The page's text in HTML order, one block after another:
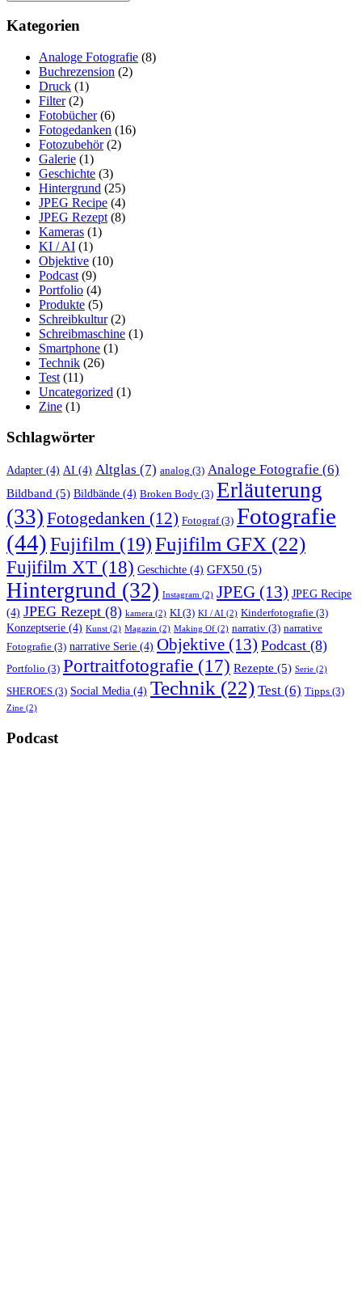
Kategorien
Analoge Fotografie (8)
Buchrezension (2)
Druck (1)
Filter(2)
Fotobücher(6)
Fotogedanken (16)
Fotozubehör(2)
Galerie (1)
Geschichte (3)
Hintergrund (25)
JPEG Recipe (4)
JPEG Rezept (8)
Kameras (1)
KI / AI (1)
Objektive (10)
Podcast (9)
Portfolio (4)
Produkte (5)
Schreibkultur(2)
Schreibmaschine (1)
Smartphone (1)
Technik (26)
Test (11)
Uncategorized (1)
Zine (1)
Schlagwörter
Adapter (4) AI (4) Altglas (7) analog (3) Analoge Fotografie (6)
Bildband (5) Bildbände (4) Broken Body (3) Erläuterung
(33) Fotogedanken (12) Fotograf(3) Fotografie
(44)Fujifilm (19)Fujifilm GFX (22)
Fujifilm XT (18) Geschichte (4) GFX50 (5)
Hintergrund (32) Instagram (2) JPEG (13) JPEG Recipe
(4) JPEG Rezept (8) kamera (2) KI (3) KI / AI (2) Kinderfotografie (3)
Konzeptserie (4) Kunst (2) Magazin (2) Making Of (2) narrativ (3) narrative
Fotografie (3) narrative Serie (4) Objektive (13) Podcast (8)
Portfolio (3) Portraitfotografie (17) Rezepte (5) Serie (2)
SHEROES (3) Social Media (4) Technik (22) Test (6) Tipps (3)
Zine (2)
Podcast